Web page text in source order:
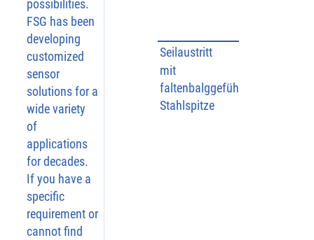
Seilaustritt
mit
faltenbalggeführter
Stahlspitze
possibilities.
FSG has been
developing
customized
sensor
solutions for a
wide variety
of
applications
for decades.
If you have a
specific
requirement or
cannot find